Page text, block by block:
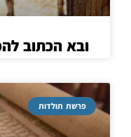
ובא הכתוב
פרשת תולדות